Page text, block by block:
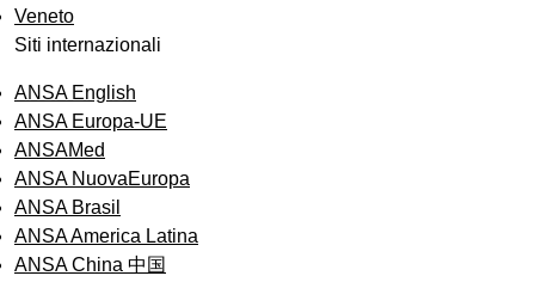
Veneto
Siti internazionali
ANSA English
ANSA Europa-UE
ANSAMed
ANSA NuovaEuropa
ANSA Brasil
ANSA America Latina
ANSA China 中国